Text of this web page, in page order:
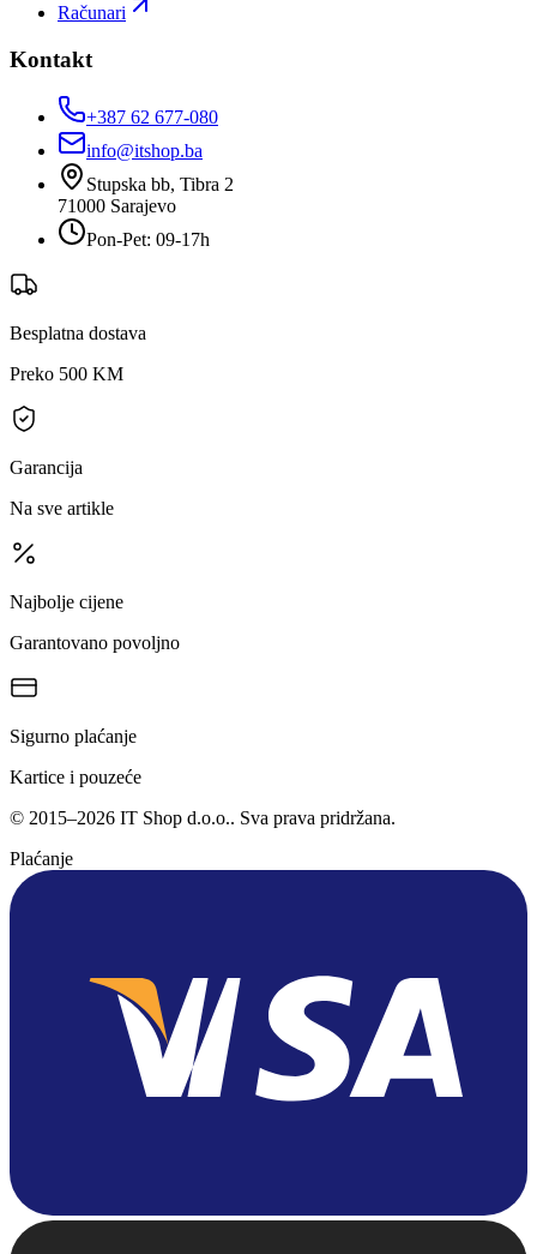
Računari
Kontakt
+387 62 677-080
info@itshop.ba
Stupska bb, Tibra 2
71000 Sarajevo
Pon-Pet: 09-17h
Besplatna dostava
Preko 500 KM
Garancija
Na sve artikle
Najbolje cijene
Garantovano povoljno
Sigurno plaćanje
Kartice i pouzeće
© 2015–2026 IT Shop d.o.o.. Sva prava pridržana.
Plaćanje